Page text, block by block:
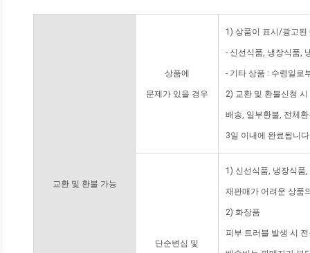
교환 및 환불 가능
상품에
문제가 있을 경우
1) 상품이 표시/광고된
- 신선식품, 냉장식품,
- 기타 상품 : 수령일로
2) 교환 및 환불신청
배송, 일부환불, 전체
3일 이내에 완료됩니
단순변심 및
1) 신선식품, 냉장식품
재판매가 어려운 상품
2) 화장품
피부 트러블 발생 시